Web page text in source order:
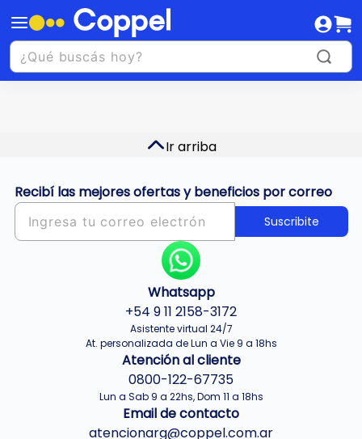
Ir arriba
Recibí las mejores ofertas y beneficios por correo
Suscribite
Whatsapp
+54 9 11 2158-3172
Asistente virtual 24/7
At. personalizada de Lun a Vie 9 a 18hs
Atención al cliente
0800-122-67735
Lun a Sab 9 a 22hs, Dom 11 a 18hs
Email de contacto
atencionarg@coppel.com.ar